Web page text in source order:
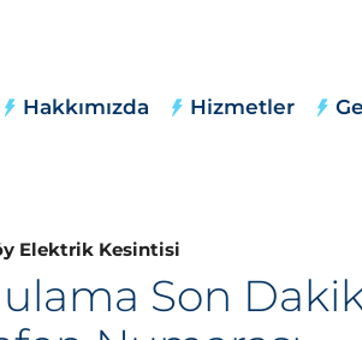
Hakkımızda Hizmetler
Elektrik Kesintisi
Son